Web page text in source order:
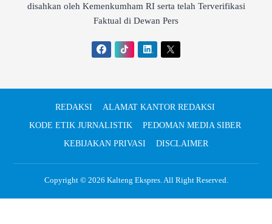
disahkan oleh Kemenkumham RI serta telah Terverifikasi
Faktual di Dewan Pers
REDAKSI
ALAMAT KANTOR REDAKSI
KODE ETIK JURNALISTIK
PEDOMAN MEDIA SIBER
KEBIJAKAN PRIVASI
DISCLAIMER
Copyright © 2026 Kalteng Ekspres. All Right Reserved.